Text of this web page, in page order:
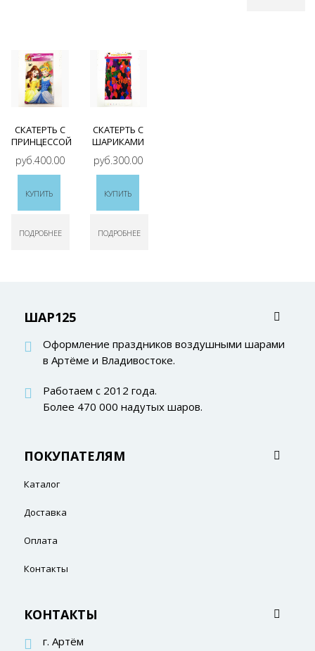
СКАТЕРТЬ С
ПРИНЦЕССОЙ
руб.400.00
КУПИТЬ
ПОДРОБНЕЕ
СКАТЕРТЬ С
ШАРИКАМИ
руб.300.00
КУПИТЬ
ПОДРОБНЕЕ
ШАР125
Оформление праздников воздушными шарами
в Артёме и Владивостоке.
Работаем с 2012 года.
Более 470 000 надутых шаров.
ПОКУПАТЕЛЯМ
Каталог
Доставка
Оплата
Контакты
КОНТАКТЫ
г. Артём